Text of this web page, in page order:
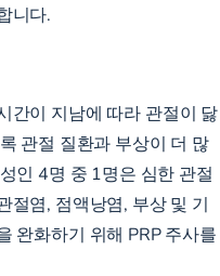
니다.
간이 지남에 따라 관절이 닳
관절 질환과 부상이 더 많
인 4명 중 1명은 심한 관절
절염, 점액낭염, 부상 및 기
완화하기 위해 PRP 주사를